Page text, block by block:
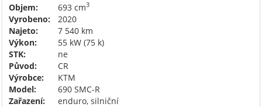
Objem: 693 cm3
Vyrobeno:
2020
Najeto:
7 540 km
Výkon:
55 kW (75 k)
STK:
ne
Původ:
CR
Výrobce:
KTM
Model:
690 SMC-R
Zařazení:
enduro, silniční